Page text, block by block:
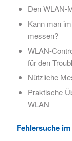
Den WLAN-
Kann man
messen?
WLAN-
für den
Nützliche
Praktische
WLAN
Fehlersuche